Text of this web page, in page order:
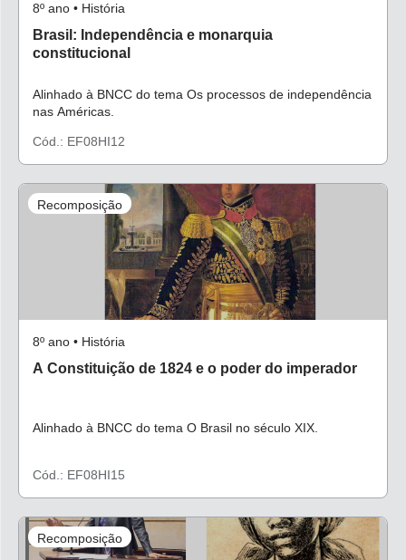
8º ano • História
Brasil: Independência e monarquia
constitucional
Alinhado à BNCC do tema Os processos de independência
nas Américas.
Cód.: EF08HI12
Recomposição
8º ano • História
A Constituição de 1824 e o poder do imperador
Alinhado à BNCC do tema O Brasil no século XIX.
Cód.: EF08HI15
Recomposição